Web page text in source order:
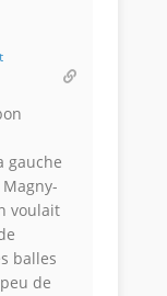
gauche
voulait
balles
de